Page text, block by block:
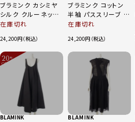
ブラミンク カシミヤ
シルク クルーネック
セーター ニット
0280‐2350 ベー
ジュ 38
在庫切れ
24,200
ブラミンク コットン
半袖 パススリーブ ロ
ングワンピース ドレ
在庫切れ
24,200
20%
OFF
BLAMINK BLAMINK